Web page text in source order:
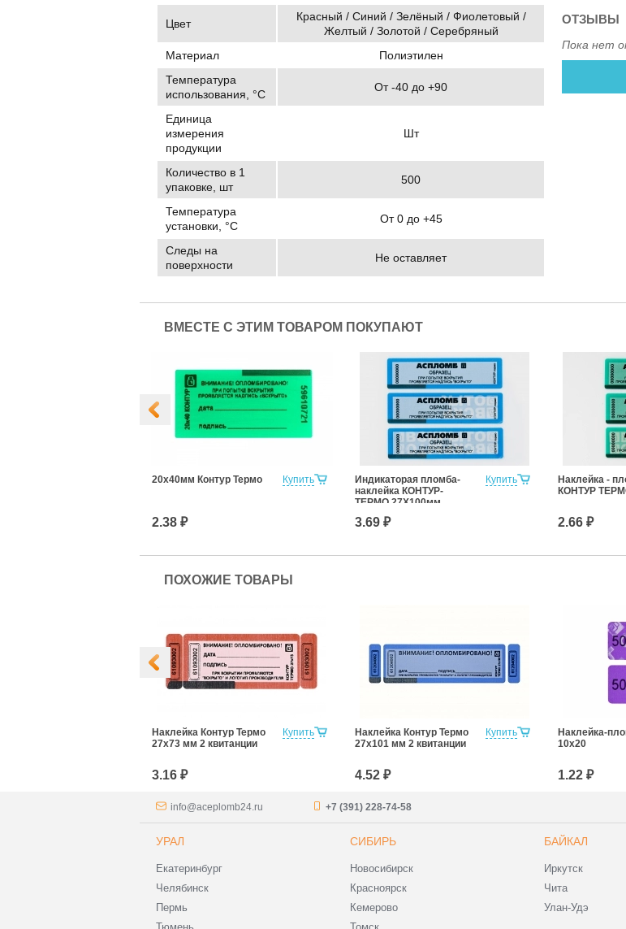
Цвет
Красный / Синий / Зелёный / Фиолетовый /
Желтый / Золотой / Серебряный
Материал
Полиэтилен
Температура
использования, °C
От -40 до +90
Единица
измерения
продукции
Шт
Количество в 1
упаковке, шт
500
Температура
установки, °C
От 0 до +45
Следы на
поверхности
Не оставляет
ОТЗЫВЫ
Пока нет
ВМЕСТЕ С ЭТИМ ТОВАРОМ ПОКУПАЮТ
Купить
20х40мм Контур Термо
2.38 ₽
Купить
Индикаторая пломба-
наклейка КОНТУР-
ТЕРМО 27Х100мм
3.69 ₽
Наклейка -
КОНТУР
2.66 ₽
ПОХОЖИЕ ТОВАРЫ
Купить
Наклейка Контур Термо
27х73 мм 2 квитанции
3.16 ₽
Купить
Наклейка Контур Термо
27х101 мм 2 квитанции
4.52 ₽
Наклейка-
10х20
1.22 ₽
info@aceplomb24.ru +7 (391) 228-74-58
УРАЛ
Екатеринбург
Челябинск
Пермь
СИБИРЬ
Новосибирск
Красноярск
Кемерово
БАЙКАЛ
Иркутск
Чита
Улан-Удэ